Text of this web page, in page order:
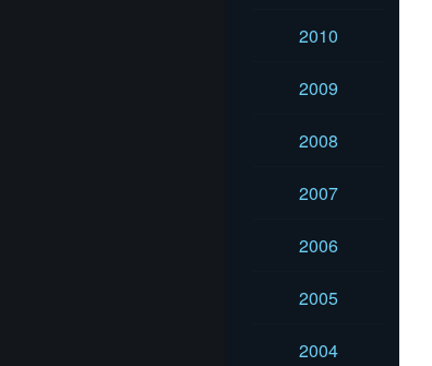
2010
2009
2008
2007
2006
2005
2004